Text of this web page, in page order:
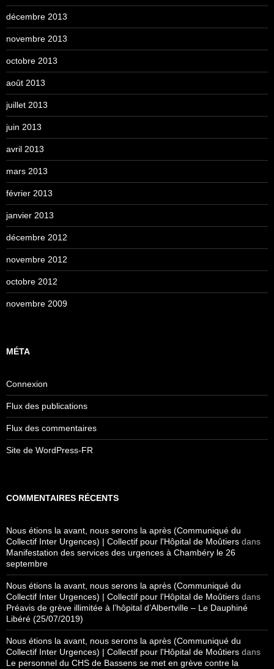
décembre 2013
novembre 2013
octobre 2013
août 2013
juillet 2013
juin 2013
avril 2013
mars 2013
février 2013
janvier 2013
décembre 2012
novembre 2012
octobre 2012
novembre 2009
MÉTA
Connexion
Flux des publications
Flux des commentaires
Site de WordPress-FR
COMMENTAIRES RÉCENTS
Nous étions la avant, nous serons la après (Communiqué du
Collectif Inter Urgences) | Collectif pour l'Hôpital de Moûtiers dans
Manifestation des services des urgences à Chambéry le 26
septembre
Nous étions la avant, nous serons la après (Communiqué du
Collectif Inter Urgences) | Collectif pour l'Hôpital de Moûtiers dans
Préavis de grève illimitée à l’hôpital d’Albertville – Le Dauphiné
Libéré (25/07/2019)
Nous étions la avant, nous serons la après (Communiqué du
Collectif Inter Urgences) | Collectif pour l'Hôpital de Moûtiers dans
Le personnel du CHS de Bassens se met en grève contre la